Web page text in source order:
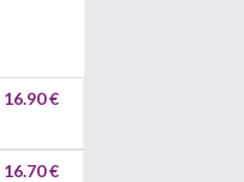
16.90 €
16.70 €